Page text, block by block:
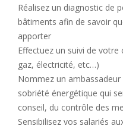
Réalisez un diagnostic de
bâtiments afin de savoir
apporter
Effectuez un suivi de votre
gaz, électricité, etc…)
Nommez un
sobriété énergétique qui
conseil, du contrôle des
Sensibilisez vos salariés